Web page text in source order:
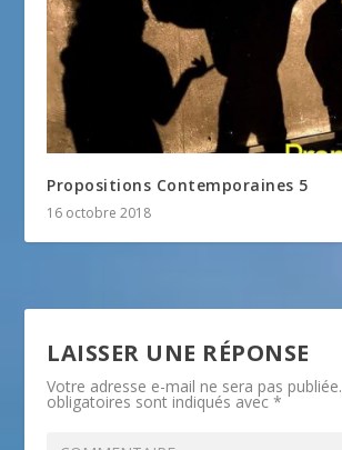
Propositions Contemporaines 5
16 octobre 2018
LAISSER UNE RÉPONSE
Votre adresse e-mail ne sera pas publiée.
obligatoires sont indiqués avec*